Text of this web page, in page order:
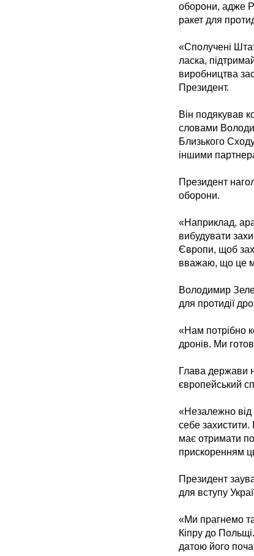
оборони, адже
ракет для
«Сполучені
ласка,
виробництва
Президент.
Він подякував
словами
Близького
іншими
Президент
оборони.
«Наприклад,
вибудувати
Європи, щоб
вважаю, що це
Володимир
для протидії
«Нам потрібно
дронів. Ми
Глава держави
європейський
«Незалежно від
себе
має отримати
прискоренням
Президент
для вступу
«Ми прагнемо
Кіпру до
датою його